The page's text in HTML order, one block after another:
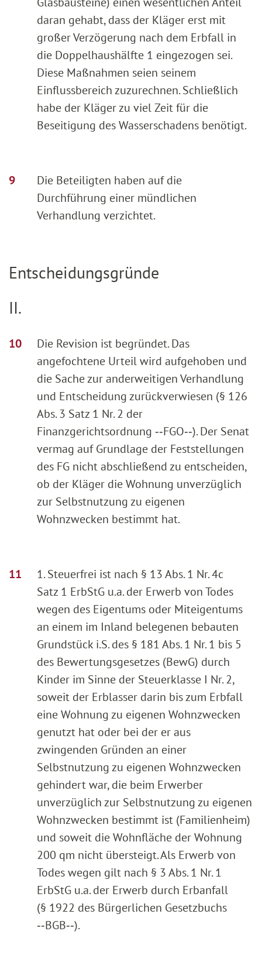
daran gehabt, dass der Kläger erst mit
großer Verzögerung nach dem Erbfall in
die Doppelhaushälfte 1 eingezogen sei.
Diese Maßnahmen seien seinem
Einflussbereich zuzurechnen. Schließlich
habe der Kläger zu viel Zeit für die
Beseitigung des Wasserschadens benötigt.
Die Beteiligten haben auf die
Durchführung einer mündlichen
Verhandlung verzichtet.
Entscheidungsgründe
II.
Die Revision ist begründet. Das
angefochtene Urteil wird aufgehoben und
die Sache zur anderweitigen Verhandlung
und Entscheidung zurückverwiesen (§ 126
Abs. 3 Satz 1 Nr. 2 der
Finanzgerichtsordnung ‑‑FGO‑‑). Der Senat
vermag auf Grundlage der Feststellungen
des FG nicht abschließend zu entscheiden,
ob der Kläger die Wohnung unverzüglich
zur Selbstnutzung zu eigenen
Wohnzwecken bestimmt hat.
1. Steuerfrei ist nach § 13 Abs. 1 Nr. 4c
Satz 1 ErbStG u.a. der Erwerb von Todes
wegen des Eigentums oder Miteigentums
an einem im Inland belegenen bebauten
Grundstück i.S. des § 181 Abs. 1 Nr. 1 bis 5
des Bewertungsgesetzes (BewG) durch
Kinder im Sinne der Steuerklasse I Nr. 2,
soweit der Erblasser darin bis zum Erbfall
eine Wohnung zu eigenen Wohnzwecken
genutzt hat oder bei der er aus
zwingenden Gründen an einer
Selbstnutzung zu eigenen Wohnzwecken
gehindert war, die beim Erwerber
unverzüglich zur Selbstnutzung zu eigenen
Wohnzwecken bestimmt ist (Familienheim)
und soweit die Wohnfläche der Wohnung
200 qm nicht übersteigt. Als Erwerb von
Todes wegen gilt nach § 3 Abs. 1 Nr. 1
ErbStG u.a. der Erwerb durch Erbanfall
(§ 1922 des Bürgerlichen Gesetzbuchs
‑‑BGB‑‑).